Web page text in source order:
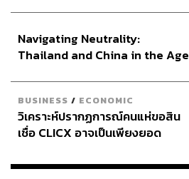
Navigating Neutrality:
Thailand and China in the Age
BUSINESS / ECONOMIC
วิเคราะห์ปรากฏการณ์คนแห่ขอสิน
เชื่อ CLICX อาจเป็นเพียงยอด
เรือนไทยที่ถูกซุกไว้